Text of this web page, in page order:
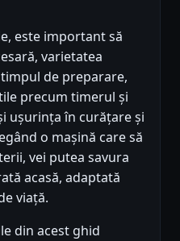
este important să
varietatea
de preparare,
precum timerul și
ușurința în curățare și
o mașină care să
vei putea savura
acasă, adaptată
viață.
din acest ghid